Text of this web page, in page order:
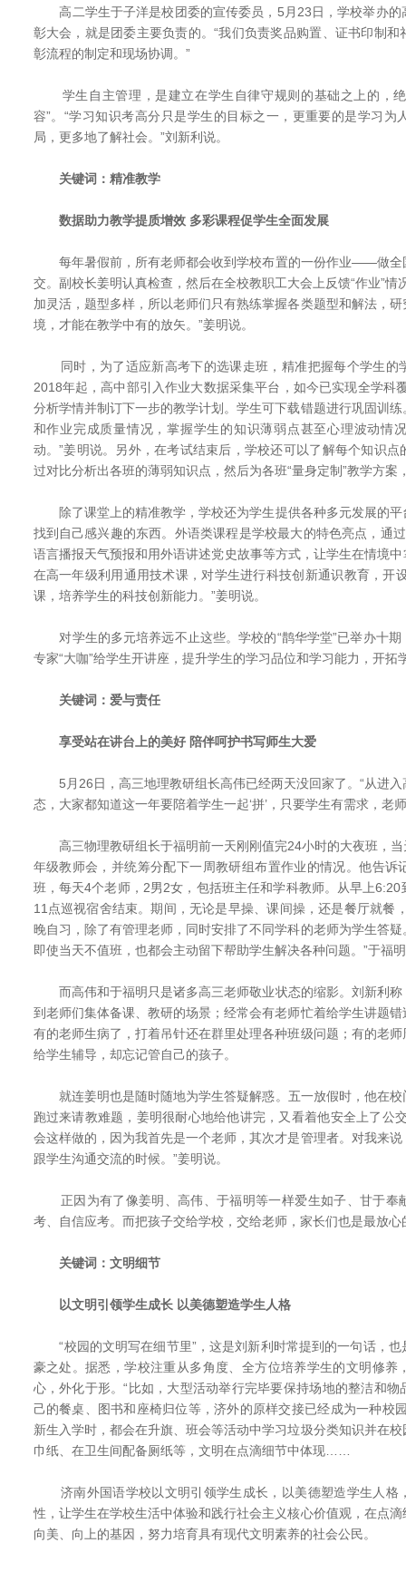
高二学生于子洋是校团委的宣传委员，5月23日，学校举办的
彰大会，就是团委主要负责的。“我们负责奖品购置、证书印制
彰流程的制定和现场协调。”
学生自主管理，是建立在学生自律守规则的基础之上的，绝
容”。“学习知识考高分只是学生的目标之一，更重要的是学习为
局，更多地了解社会。”刘新利说。
关键词：精准教学
数据助力教学提质增效 多彩课程促学生全面发展
每年暑假前，所有老师都会收到学校布置的一份作业——做全
交。副校长姜明认真检查，然后在全校教职工大会上反馈“作业”情
加灵活，题型多样，所以老师们只有熟练掌握各类题型和解法，
境，才能在教学中有的放矢。”姜明说。
同时，为了适应新高考下的选课走班，精准把握每个学生的
2018年起，高中部引入作业大数据采集平台，如今已实现全学科
分析学情并制订下一步的教学计划。学生可下载错题进行巩固训
和作业完成质量情况，掌握学生的知识薄弱点甚至心理波动情
动。”姜明说。另外，在考试结束后，学校还可以了解每个知识
过对比分析出各班的薄弱知识点，然后为各班“量身定制”教学方案
除了课堂上的精准教学，学校还为学生提供各种多元发展的平
找到自己感兴趣的东西。外语类课程是学校最大的特色亮点，通
语言播报天气预报和用外语讲述党史故事等方式，让学生在情境
在高一年级利用通用技术课，对学生进行科技创新通识教育，开
课，培养学生的科技创新能力。”姜明说。
对学生的多元培养远不止这些。学校的“鹊华学堂”已举办十期
专家“大咖”给学生开讲座，提升学生的学习品位和学习能力，开拓
关键词：爱与责任
享受站在讲台上的美好 陪伴呵护书写师生大爱
5月26日，高三地理教研组长高伟已经两天没回家了。“从进入
态，大家都知道这一年要陪着学生一起‘拼’，只要学生有需求，老
高三物理教研组长于福明前一天刚刚值完24小时的大夜班，当
年级教师会，并统筹分配下一周教研组布置作业的情况。他告诉
班，每天4个老师，2男2女，包括班主任和学科教师。从早上
11点巡视宿舍结束。期间，无论是早操、课间操，还是餐厅就餐
晚自习，除了有管理老师，同时安排了不同学科的老师为学生答
即使当天不值班，也都会主动留下帮助学生解决各种问题。”于福
而高伟和于福明只是诸多高三老师敬业状态的缩影。刘新利称
到老师们集体备课、教研的场景；经常会有老师忙着给学生讲题
有的老师生病了，打着吊针还在群里处理各种班级问题；有的老
给学生辅导，却忘记管自己的孩子。
就连姜明也是随时随地为学生答疑解惑。五一放假时，他在校
跑过来请教难题，姜明很耐心地给他讲完，又看着他安全上了公
会这样做的，因为我首先是一个老师，其次才是管理者。对我来
跟学生沟通交流的时候。”姜明说。
正因为有了像姜明、高伟、于福明等一样爱生如子、甘于奉
考、自信应考。而把孩子交给学校，交给老师，家长们也是最
关键词：文明细节
以文明引领学生成长 以美德塑造学生人格
“校园的文明写在细节里”，这是刘新利时常提到的一句话，也
豪之处。据悉，学校注重从多角度、全方位培养学生的文明修养
心，外化于形。“比如，大型活动举行完毕要保持场地的整洁和
己的餐桌、图书和座椅归位等，济外的原样交接已经成为一种校
新生入学时，都会在升旗、班会等活动中学习垃圾分类知识并在
巾纸、在卫生间配备厕纸等，文明在点滴细节中体现……
济南外国语学校以文明引领学生成长，以美德塑造学生人格
性，让学生在学校生活中体验和践行社会主义核心价值观，在点
向美、向上的基因，努力培育具有现代文明素养的社会公民。